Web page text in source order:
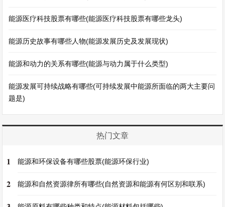
能源医疗科技股票有哪些(能源医疗科技股票有哪些龙头)
能源历史故事有哪些人物(能源发展历史及发展现状)
能源和动力的关系有哪些(能源与动力属于什么类型)
能源发展可持续战略有哪些(可持续发展中能源所面临的两大主要问
题是)
热门文章
1 能源和环保设备有哪些股票(能源环保行业)
2 能源和自然资源律所有哪些(自然资源和能源有何区别和联系)